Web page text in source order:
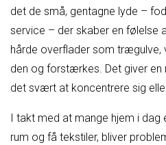
det de små, gentagne lyde –
service – der skaber en følelse
hårde overflader som
den og forstærkes. Det giver en
det svært at koncentrere sig
I takt med at mange hjem i
rum og få tekstiler, bliver